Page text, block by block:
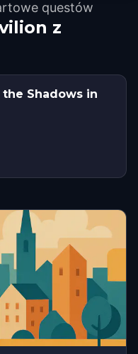
questów
z
Shadows in